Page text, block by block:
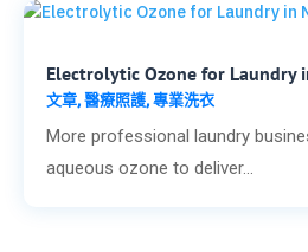
Electrolytic Ozone for Laundry
文章, 醫療照護, 專業洗衣
More professional laundry
aqueous ozone to deliver...